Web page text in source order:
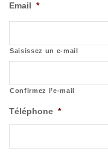
Email *
Saisissez un e-mail
Confirmez l’e-mail
Téléphone *